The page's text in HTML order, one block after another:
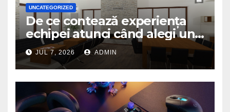
UNCATEGORIZED
De ce contează experiența
echipei atunci când alegi un
birou de arhitectură
JUL 7, 2026 ADMIN